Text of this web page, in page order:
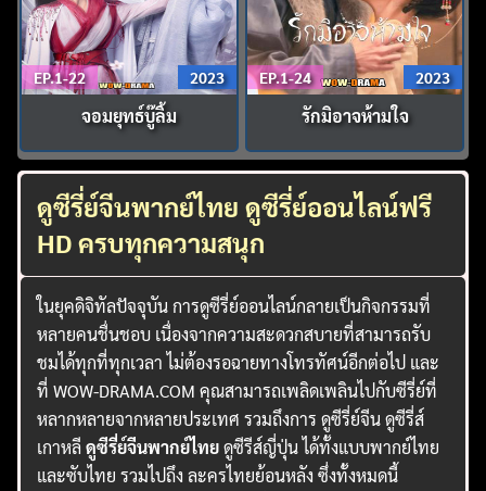
EP.1-22 2023
จอมยุทธ์บู๊ลิ้ม
EP.1-24 2023
รักมิอาจห้ามใจ
ดูซีรี่ย์จีนพากย์ไทย ดูซีรี่ย์ออนไลน์ฟรี
HD ครบทุกความสนุก
ในยุคดิจิทัลปัจจุบัน การดูซีรี่ย์ออนไลน์กลายเป็นกิจกรรมที่
หลายคนชื่นชอบ เนื่องจากความสะดวกสบายที่สามารถรับ
ชมได้ทุกที่ทุกเวลา ไม่ต้องรอฉายทางโทรทัศน์อีกต่อไป และ
ที่ WOW-DRAMA.COM คุณสามารถเพลิดเพลินไปกับซีรี่ย์ที่
หลากหลายจากหลายประเทศ รวมถึงการ ดูซีรี่ย์จีน ดูซีรี่ส์
เกาหลีดูซีรี่ย์จีนพากย์ไทยดูซีรีส์ญี่ปุ่น ได้ทั้งแบบพากย์ไทย
และซับไทย รวมไปถึง ละครไทยย้อนหลัง ซึ่งทั้งหมดนี้